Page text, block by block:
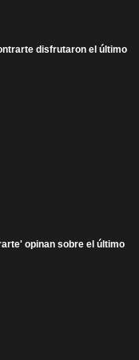
disfrutaron el último
opinan sobre el último